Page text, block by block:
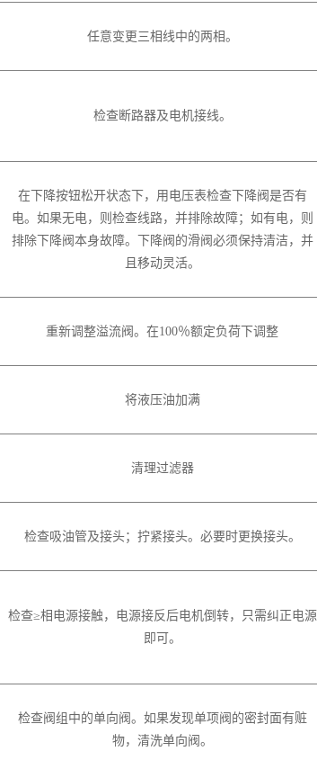
任意变更三相线中的两相。
检查断路器及电机接线。
在下降按钮松开状态下，用电压表检查下降阀是否有
电。如果无电，则检查线路，并排除故障；如有电，则
排除下降阀本身故障。下降阀的滑阀必须保持清洁，并
且移动灵活。
重新调整溢流阀。在100％额定负荷下调整
将液压油加满
清理过滤器
检查吸油管及接头；拧紧接头。必要时更换接头。
检查≥相电源接触，电源接反后电机倒转，只需纠正电源
即可。
检查阀组中的单向阀。如果发现单项阀的密封面有赃
物，清洗单向阀。